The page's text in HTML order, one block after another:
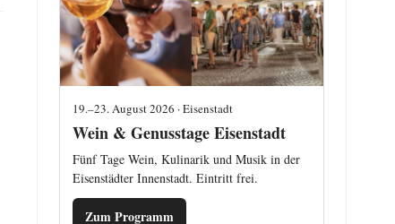
19.–23. August 2026 · Eisenstadt
Wein & Genusstage Eisenstadt
Fünf Tage Wein, Kulinarik und Musik in der
Eisenstädter Innenstadt. Eintritt frei.
Zum Programm